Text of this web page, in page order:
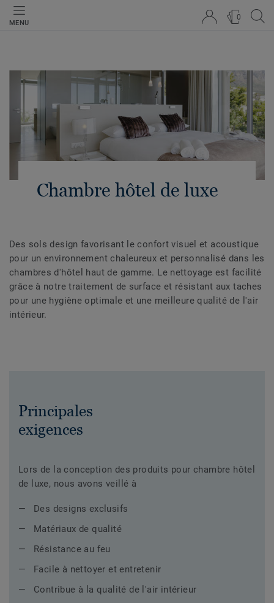
MENU
0
Chambre hôtel de luxe
Des sols design favorisant le confort visuel et acoustique
pour un environnement chaleureux et personnalisé dans les
chambres d'hôtel haut de gamme. Le nettoyage est facilité
grâce à notre traitement de surface et résistant aux taches
pour une hygiène optimale et une meilleure qualité de l'air
intérieur.
Principales
exigences
Lors de la conception des produits pour chambre hôtel
de luxe, nous avons veillé à
Des designs exclusifs
Matériaux de qualité
Résistance au feu
Facile à nettoyer et entretenir
Contribue à la qualité de l'air intérieur